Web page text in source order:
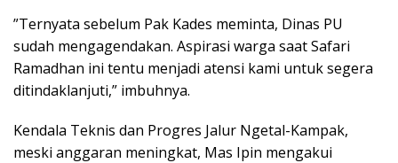
​”Ternyata sebelum Pak Kades meminta, Dinas PU
sudah mengagendakan. Aspirasi warga saat Safari
Ramadhan ini tentu menjadi atensi kami untuk segera
ditindaklanjuti,” imbuhnya.
​Kendala Teknis dan Progres Jalur Ngetal-Kampak,
meski anggaran meningkat, Mas Ipin mengakui